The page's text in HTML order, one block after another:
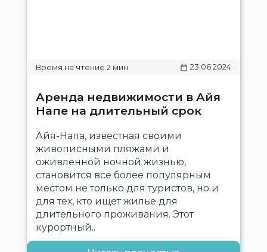
23.06.2024
Аренда недвижимости в Айя
Напе на длительный срок
Айя-Напа, известная своими
живописными пляжами и
оживленной ночной жизнью,
становится все более популярным
местом не только для туристов, но и
для тех, кто ищет жилье для
длительного проживания. Этот
курортный..